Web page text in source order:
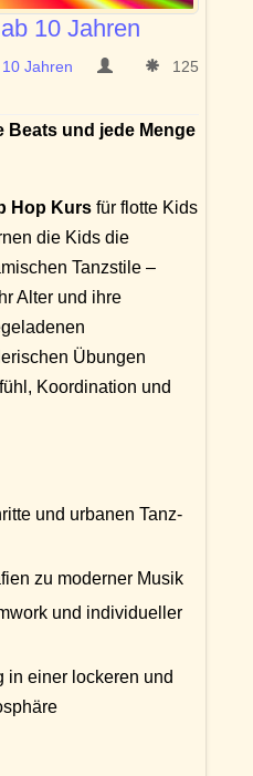
10 Jahren
Jahren
125
Beats und jede Menge
Hop Kurs für flotte Kids
die Kids die
Tanzstile –
Alter und ihre
Übungen
Koordination und
und urbanen Tanz-
zu moderner Musik
und individueller
in einer lockeren und